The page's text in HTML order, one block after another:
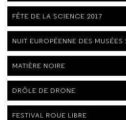
FÊTE DE LA SCIENCE 2017
NUIT EUROPÉENNE DES MUSÉES
MATIÈRE NOIRE
DRÔLE DE DRONE
FESTIVAL ROUE LIBRE